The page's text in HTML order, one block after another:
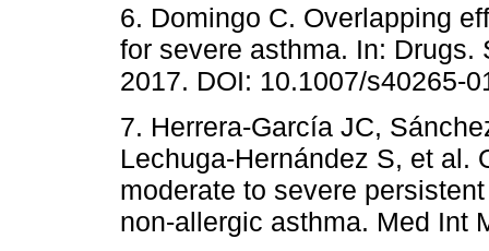
6. Domingo C. Overlapping
for severe asthma. In: Drugs.
2017. DOI: 10.1007/s40265-
7. Herrera-García JC,
Lechuga-Hernández S, et al.
moderate to severe
non-allergic asthma. Med Int